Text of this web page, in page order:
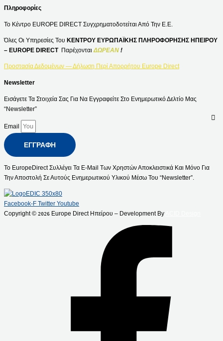
Πληροφορίες
Το Κέντρο EUROPE DIRECT Συγχρηματοδοτείται Από Την Ε.Ε.
Όλες Οι Υπηρεσίες Του ΚΕΝΤΡΟΥ ΕΥΡΩΠΑΪΚΗΣ ΠΛΗΡΟΦΟΡΗΣΗΣ ΗΠΕΙΡΟΥ
– EUROPE DIRECT Παρέχονται ΔΩΡΕΑΝ !
Προστασία Δεδομένων — Δήλωση Περί Απορρήτου Europe Direct
Newsletter
Εισάγετε Τα Στοιχεία Σας Για Να Εγγραφείτε Στο Ενημερωτικό Δελτίο Μας
“Newsletter”
Email
ΕΓΓΡΑΦΉ
Το EuropeDirect Συλλέγει Τα E-Mail Των Χρηστών Αποκλειστικά Και Μόνο Για
Την Αποστολή Σε Αυτούς Ενημερωτικού Υλικού Μέσω Του “Newsletter”.
Facebook-F Twitter Youtube
Copyright © 2026 Europe Direct Ηπείρου – Development By